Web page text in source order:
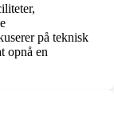
på teknisk
opnå en